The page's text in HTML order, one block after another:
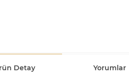
Detay Yorumlar